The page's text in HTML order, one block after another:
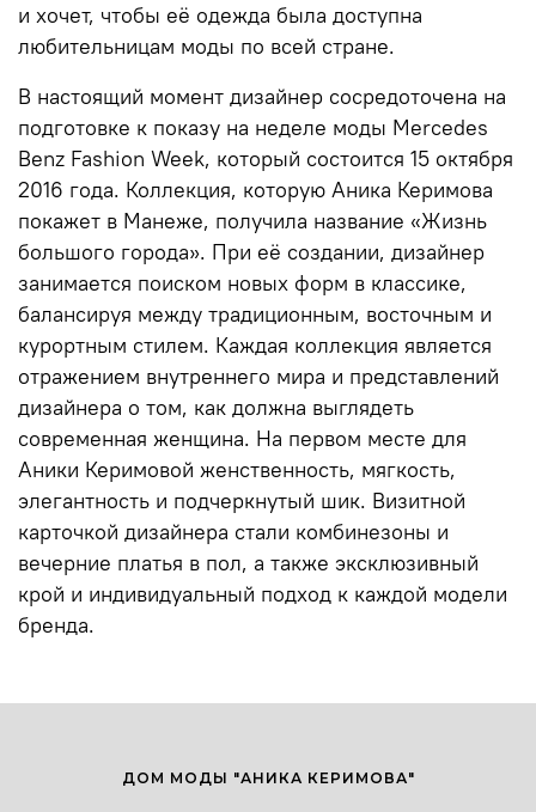
и хочет, чтобы её одежда была доступна
любительницам моды по всей стране.
В настоящий момент дизайнер сосредоточена на
подготовке к показу на неделе моды Mercedes
Benz Fashion Week, который состоится 15 октября
2016 года. Коллекция, которую Аника Керимова
покажет в Манеже, получила название «Жизнь
большого города». При её создании, дизайнер
занимается поиском новых форм в классике,
балансируя между традиционным, восточным и
курортным стилем. Каждая коллекция является
отражением внутреннего мира и представлений
дизайнера о том, как должна выглядеть
современная женщина. На первом месте для
Аники Керимовой женственность, мягкость,
элегантность и подчеркнутый шик. Визитной
карточкой дизайнера стали комбинезоны и
вечерние платья в пол, а также эксклюзивный
крой и индивидуальный подход к каждой модели
бренда.
ДОМ МОДЫ "АНИКА КЕРИМОВА"